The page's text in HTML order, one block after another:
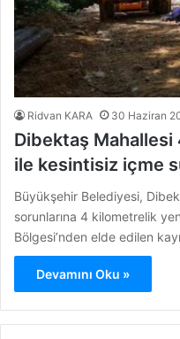
Ridvan KARA 30 Haziran
Dibektaş
ile kesintisiz içme
Büyükşehir Belediyesi,
sorunlarına 4 kilometrelik
Bölgesi’nden elde edilen
Devamını Oku »